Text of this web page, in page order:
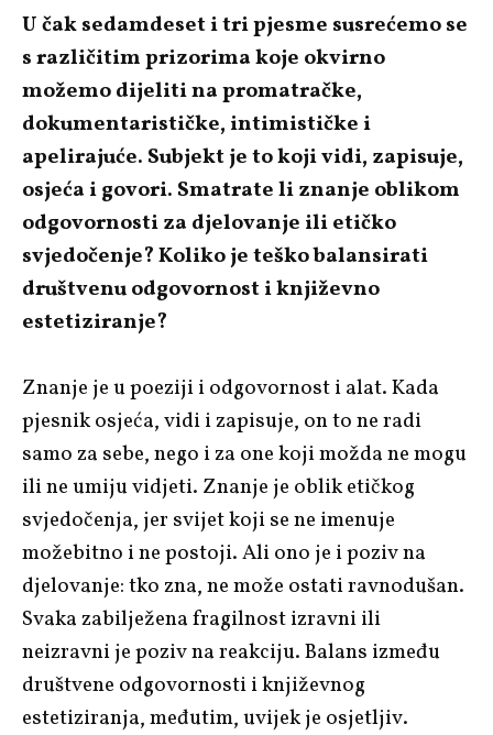
U čak sedamdeset i tri pjesme susrećemo se
s različitim prizorima koje okvirno
možemo dijeliti na promatračke,
dokumentarističke, intimističke i
apelirajuće. Subjekt je to koji vidi, zapisuje,
osjeća i govori. Smatrate li znanje oblikom
odgovornosti za djelovanje ili etičko
svjedočenje? Koliko je teško balansirati
društvenu odgovornost i književno
estetiziranje?
Znanje je u poeziji i odgovornost i alat. Kada
pjesnik osjeća, vidi i zapisuje, on to ne radi
samo za sebe, nego i za one koji možda ne mogu
ili ne umiju vidjeti. Znanje je oblik etičkog
svjedočenja, jer svijet koji se ne imenuje
možebitno i ne postoji. Ali ono je i poziv na
djelovanje: tko zna, ne može ostati ravnodušan.
Svaka zabilježena fragilnost izravni ili
neizravni je poziv na reakciju. Balans između
društvene odgovornosti i književnog
estetiziranja, međutim, uvijek je osjetljiv.